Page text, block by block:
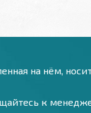
на нём,
к